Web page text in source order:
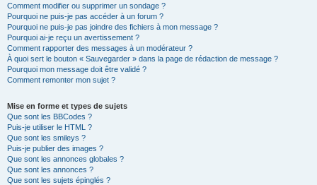
Comment modifier ou supprimer un sondage ?
Pourquoi ne puis-je pas accéder à un forum ?
Pourquoi ne puis-je pas joindre des fichiers à mon message ?
Pourquoi ai-je reçu un avertissement ?
Comment rapporter des messages à un modérateur ?
À quoi sert le bouton « Sauvegarder » dans la page de rédaction de message ?
Pourquoi mon message doit être validé ?
Comment remonter mon sujet ?
Mise en forme et types de sujets
Que sont les BBCodes ?
Puis-je utiliser le HTML ?
Que sont les smileys ?
Puis-je publier des images ?
Que sont les annonces globales ?
Que sont les annonces ?
Que sont les sujets épinglés ?